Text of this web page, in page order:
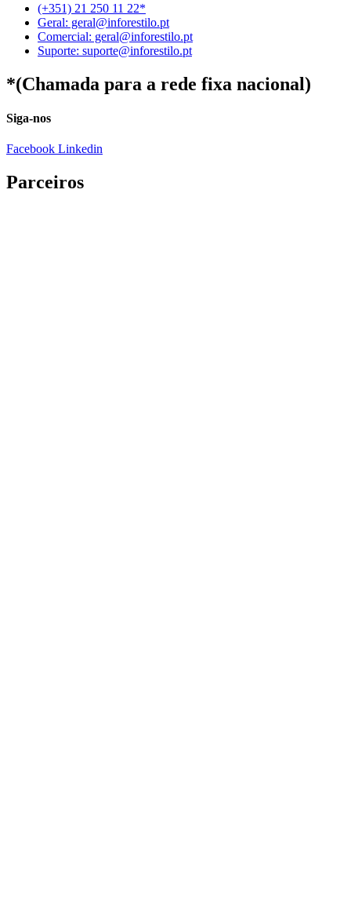
(+351) 21 250 11 22*
Geral: geral@inforestilo.pt
Comercial: geral@inforestilo.pt
Suporte: suporte@inforestilo.pt
*(Chamada para a rede fixa nacional)
Siga-nos
Facebook Linkedin
Parceiros